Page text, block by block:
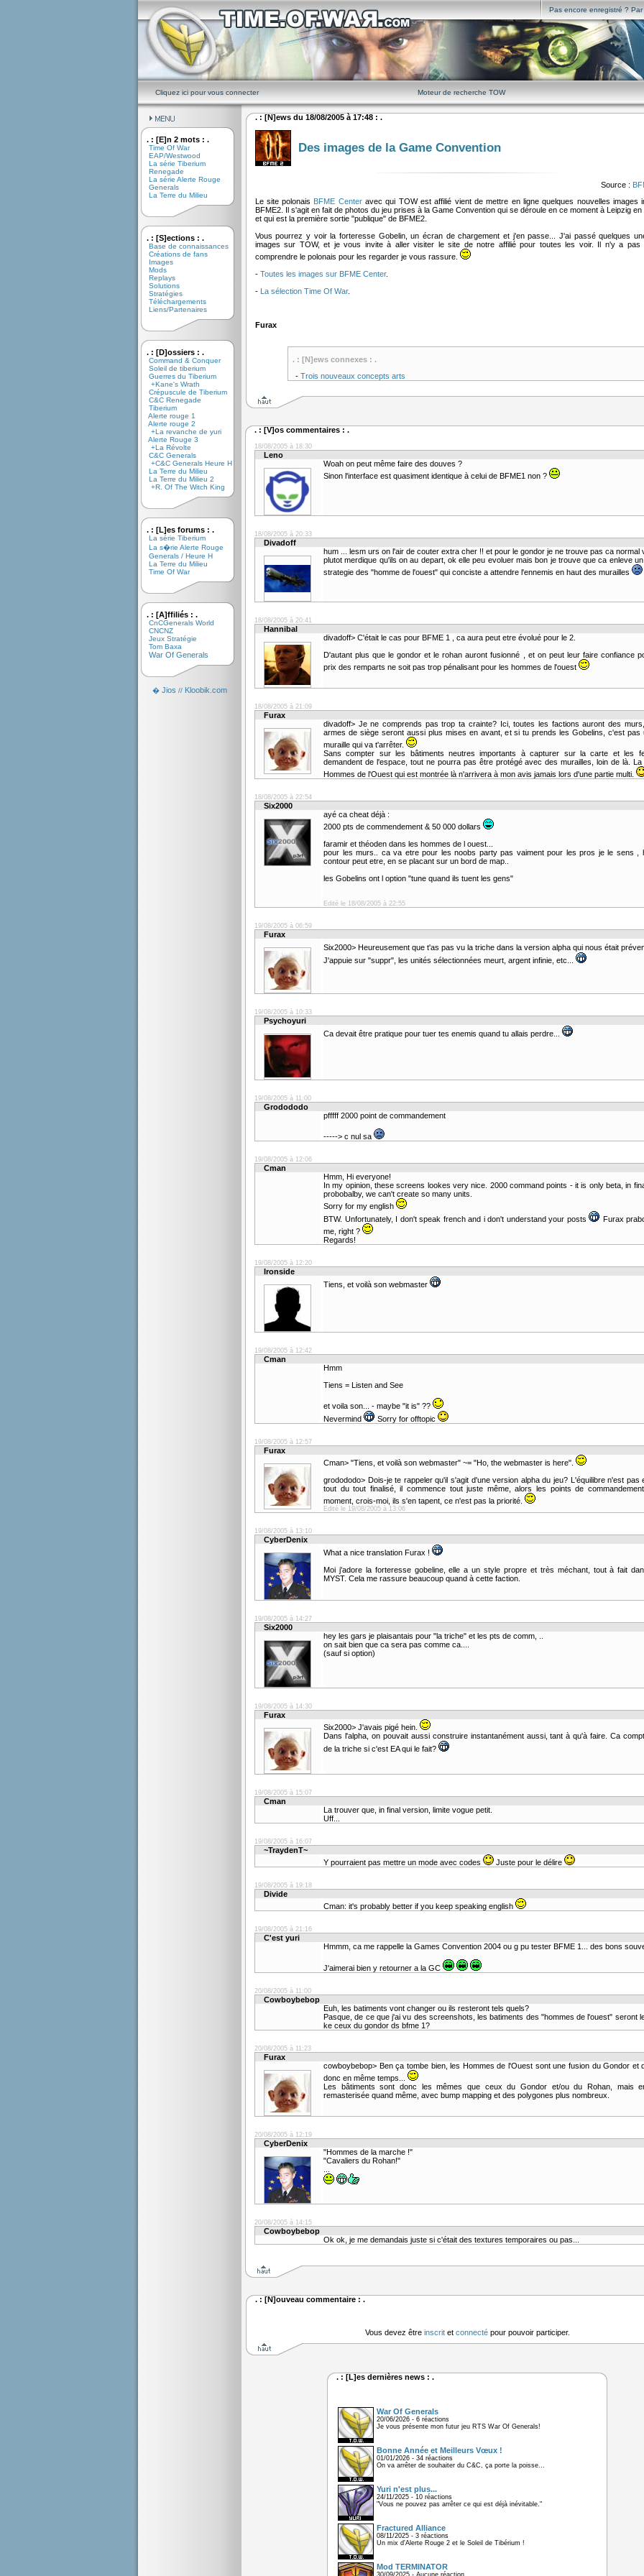
Pas encore enregistré ? Par
Cliquez ici pour vous connecter Moteur de recherche TOW
. : [E]n 2 mots : .
Time Of War
EAP/Westwood
La série Tiberium
Renegade
La série Alerte Rouge
Generals
La Terre du Milieu
. : [S]ections : .
Base de connaissances
Créations de fans
Images
Mods
Replays
Solutions
Stratégies
Téléchargements
Liens/Partenaires
. : [D]ossiers : .
Command & Conquer
Soleil de tiberium
Guerres du Tiberium
+Kane's Wrath
Crépuscule de Tiberium
C&C Renegade
Tiberium
Alerte rouge 1
Alerte rouge 2
+La revanche de yuri
Alerte Rouge 3
+La Révolte
C&C Generals
+C&C Generals Heure H
La Terre du Milieu
La Terre du Milieu 2
+R. Of The Witch King
. : [L]es forums : .
La série Tiberium
La s�rie Alerte Rouge
Generals / Heure H
La Terre du Milieu
Time Of War
. : [A]ffiliés : .
CnCGenerals World
CNCNZ
Jeux Stratégie
Tom Baxa
War Of Generals
� Jios // Kloobik.com
. : [N]ews du 18/08/2005 à 17:48 : .
Des images de la Game Convention
Source :
Le site polonais BFME Centeravec qui TOW est affilié vient de mettre en ligne quelques nouvelles images
BFME2. Il s'agit en fait de photos du jeu prises à la Game Convention qui se déroule en ce moment à Leipzig en
et qui est la première sortie "publique" de BFME2.
Vous pourrez y voir la forteresse Gobelin, un écran de chargement et j'en passe... J'ai passé quelques
images sur TOW, et je vous invite à aller visiter le site de notre affilié pour toutes les voir. Il n'y a pas
comprendre le polonais pour les regarder je vous rassure.
- Toutes les images sur BFME Center.
- La sélection Time Of War.
Furax
. : [N]ews connexes : .
- Trois nouveaux concepts arts
. : [V]os commentaires : .
18/08/2005 à 18:30
Leno
Woah on peut même faire des douves ?
Sinon l'interface est quasiment identique à celui de BFME1 non ?
18/08/2005 à 20:33
Divadoff
hum ... lesm urs on l'air de couter extra cher !! et pour le gondor je ne trouve pas ca normal
plutot merdique qu'ils on au depart, ok elle peu evoluer mais bon je trouve que ca enleve
strategie des "homme de l'ouest" qui conciste a attendre l'ennemis en haut des murailles
18/08/2005 à 20:41
Hannibal
divadoff> C'était le cas pour BFME 1 , ca aura peut etre évolué pour le 2.
D'autant plus que le gondor et le rohan auront fusionné , et on peut leur faire confiance
prix des remparts ne soit pas trop pénalisant pour les hommes de l'ouest
18/08/2005 à 21:09
Furax
divadoff> Je ne comprends pas trop ta crainte? Ici, toutes les factions auront des
armes de siège seront aussi plus mises en avant, et si tu prends les Gobelins, c'est pas
muraille qui va t'arrêter.
Sans compter sur les bâtiments neutres importants à capturer sur la carte et les
demandent de l'espace, tout ne pourra pas être protégé avec des murailles, loin de là. La
Hommes de l'Ouest qui est montrée là n'arrivera à mon avis jamais lors d'une partie multi.
18/08/2005 à 22:54
Six2000
ayé ca cheat déjà :
2000 pts de commendement & 50 000 dollars
faramir et théoden dans les hommes de l ouest...
pour les murs.. ca va etre pour les noobs party pas vaiment pour les pros je le sens ,
contour peut etre, en se placant sur un bord de map..
les Gobelins ont l option "tune quand ils tuent les gens"
Edité le 18/08/2005 à 22:55
19/08/2005 à 06:59
Furax
Six2000> Heureusement que t'as pas vu la triche dans la version alpha qui nous était
J'appuie sur "suppr", les unités sélectionnées meurt, argent infinie, etc...
19/08/2005 à 10:33
Psychoyuri
Ca devait être pratique pour tuer tes enemis quand tu allais perdre...
19/08/2005 à 11:00
Grodododo
pfffff 2000 point de commandement
-----> c nul sa
19/08/2005 à 12:06
Cman
Hmm, Hi everyone!
In my opinion, these screens lookes very nice. 2000 command points - it is only beta, in
probobalby, we can't create so many units.
Sorry for my english
BTW. Unfortunately, I don't speak french and i don't understand your posts
Furax
me, right ?
Regards!
19/08/2005 à 12:20
Ironside
Tiens, et voilà son webmaster
19/08/2005 à 12:42
Cman
Hmm
Tiens = Listen and See
et voila son... - maybe "it is" ??
Nevermind
Sorry for offtopic
19/08/2005 à 12:57
Furax
Cman> "Tiens, et voilà son webmaster" ~= "Ho, the webmaster is here".
grodododo> Dois-je te rappeler qu'il s'agit d'une version alpha du jeu? L'équilibre n'est pas
tout du tout finalisé, il commence tout juste même, alors les points de
moment, crois-moi, ils s'en tapent, ce n'est pas la priorité.
Edité le 19/08/2005 à 13:06
19/08/2005 à 13:10
CyberDenix
What a nice translation Furax !
Moi j'adore la forteresse gobeline, elle a un style propre et très méchant, tout à fait
MYST. Cela me rassure beaucoup quand à cette faction.
19/08/2005 à 14:27
Six2000
hey les gars je plaisantais pour "la triche" et les pts de comm, ..
on sait bien que ca sera pas comme ca....
(sauf si option)
19/08/2005 à 14:30
Furax
Six2000> J'avais pigé hein.
Dans l'alpha, on pouvait aussi construire instantanément aussi, tant à qu'à faire. Ca
de la triche si c'est EA qui le fait?
19/08/2005 à 15:07
Cman
La trouver que, in final version, limite vogue petit.
Uff...
19/08/2005 à 16:07
~TraydenT~
Y pourraient pas mettre un mode avec codes
Juste pour le délire
19/08/2005 à 19:18
Divide
Cman: it's probably better if you keep speaking english
19/08/2005 à 21:16
C'est yuri
Hmmm, ca me rappelle la Games Convention 2004 ou g pu tester BFME 1... des bons
J'aimerai bien y retourner a la GC
20/08/2005 à 11:00
Cowboybebop
Euh, les batiments vont changer ou ils resteront tels quels?
Pasque, de ce que j'ai vu des screenshots, les batiments des "hommes de l'ouest" seront
ke ceux du gondor ds bfme 1?
20/08/2005 à 11:23
Furax
cowboybebop> Ben ça tombe bien, les Hommes de l'Ouest sont une fusion du Gondor et
donc en même temps...
Les bâtiments sont donc les mêmes que ceux du Gondor et/ou du Rohan, mais
remasterisée quand même, avec bump mapping et des polygones plus nombreux.
20/08/2005 à 12:19
CyberDenix
"Hommes de la marche !"
"Cavaliers du Rohan!"
20/08/2005 à 14:15
Cowboybebop
Ok ok, je me demandais juste si c'était des textures temporaires ou pas...
. : [N]ouveau commentaire : .
Vous devez être inscritet connectépour pouvoir participer.
. : [L]es dernières news : .
War Of Generals
20/06/2026 - 6 réactions
Je vous présente mon futur jeu RTS War Of Generals!
Bonne Année et Meilleurs Vœux !
01/01/2026 - 34 réactions
On va arrêter de souhaiter du C&C, ça porte la poisse...
Yuri n'est plus...
24/11/2025 - 10 réactions
"Vous ne pouvez pas arrêter ce qui est déjà inévitable."
Fractured Alliance
08/11/2025 - 3 réactions
Un mix d'Alerte Rouge 2 et le Soleil de Tibérium !
Mod TERMINATOR
30/09/2025 - Aucune réaction